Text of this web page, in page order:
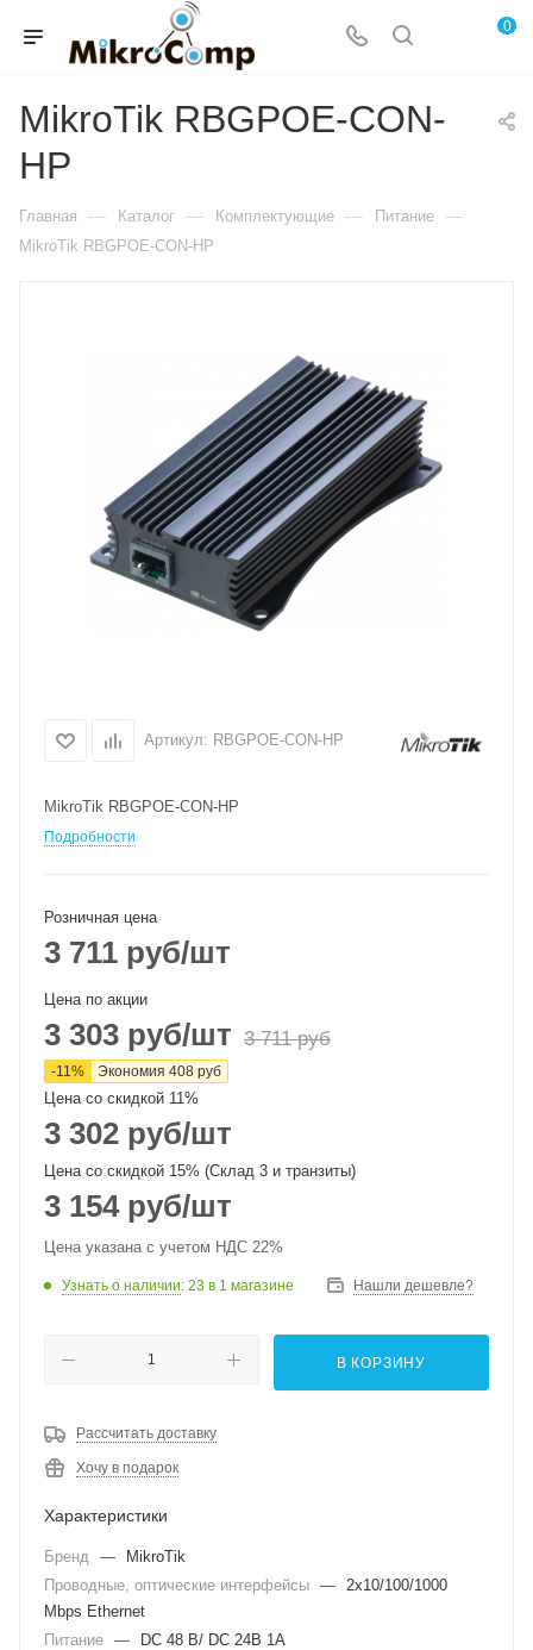
0
MikroTik RBGPOE-CON-
HP
Главная — Каталог — Комплектующие — Питание —
MikroTik RBGPOE-CON-HP
Артикул: RBGPOE-CON-HP
MikroTik RBGPOE-CON-HP
Подробности
Розничная цена
3 711 руб/шт
Цена по акции
3 303 руб/шт 3 711руб
-11% Экономия 408 руб
Цена со скидкой 11%
3 302 руб/шт
Цена со скидкой 15% (Склад 3 и транзиты)
3 154руб/шт
Цена указана с учетом НДС 22%
Узнать о наличии: 23 в 1 магазине Нашли дешевле?
В КОРЗИНУ
Рассчитать доставку
Хочу в подарок
Характеристики
Бренд —
MikroTik
Проводные, оптические интерфейсы — 2x10/100/1000
Mbps Ethernet
Питание —
DC 48 В/ DC 24В 1А